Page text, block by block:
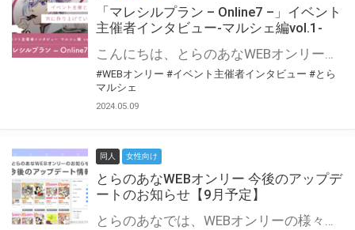
「マレシルプラン – Online7 –」イベント
主催者インタビュー-マルシェ編vol.1-
こんにちは、とらのあなWEBオンリー運営スタッフです。 新たにお届けする、イベント主催者インタビュー-マルシェ編-は、 とらのあなWEBオンリー「マルシェ」をご利用した主催様に 「マルシェ」を使って開催した感想や心がけをお聞きする企画です。 今回は、WEBオンリー開催7回目迎えた「マレシルプラン – Online7 –」より、 主催の玉川うた様にお話を伺いました。 ▼マレシルプランのインタビュー前回記事 「イベント主催者インタビュー vol.6」はこちら 協力：玉川うた様（マレシルプラン実行委員会 代表）／イベント公式Twitter（@mallesil_plan） とらのあなWEBオンリー「マルシェ」とは？ WEBオンリーでリアルタイムでコミュニケーションがとれるオンライン会場です。
#WEBオンリー #イベント主催者インタビュー #とら
マルシェ
2024.05.09
同人 女性向け
とらのあなWEBオンリー 今後のアップデ
ートのお知らせ【9月予定】
とらのあなでは、WEBオンリーの様々な支援を実施しています。 今回は2021年9月に実装を予定しているアップデート情報についてご紹介いたします。 とらのあなWEBオンリーサイトはこちら